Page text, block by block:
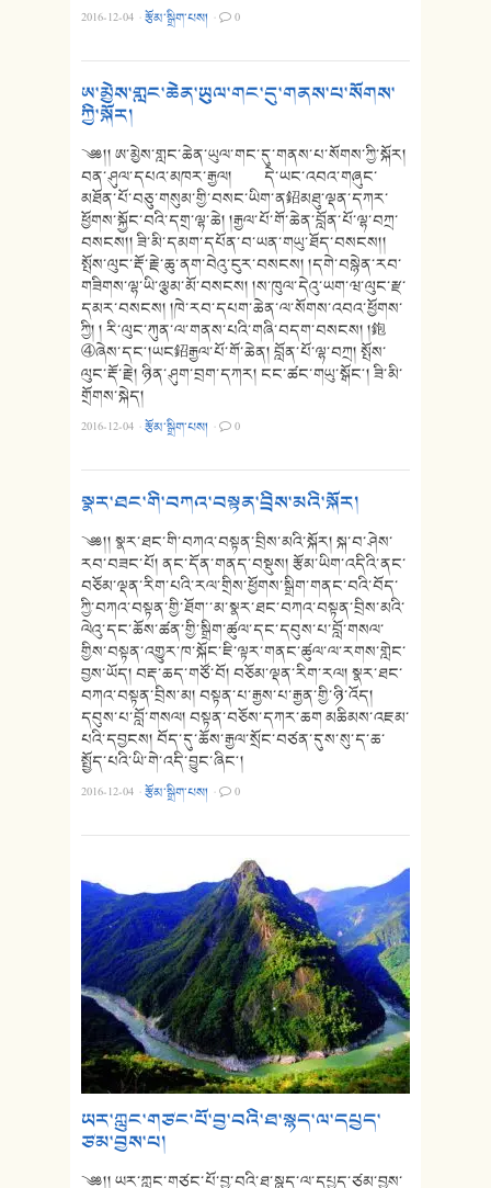
2016-12-04 ·རྩོམ་སྒྲིག་པས། · 0
ཨ་མྱེས་གླང་ཆེན་ཡུལ་གང་དུ་གནས་པ་སོགས་
ཀྱི་སྐོར།
༄༅།། ཨ་མྱེས་གླང་ཆེན་ཡུལ་གང་དུ་གནས་པ་སོགས་ཀྱི་སྐོར།
བན་ཤུལ་དཔའ་མཁར་རྒྱལ། དེ་ཡང་འབའ་གཞུང་
མཐོན་པོ་བཅུ་གསུམ་གྱི་བསང་ཡིག་ན鉊མཐུ་ལྡན་དཀར་
ཕྱོགས་སྐྱོང་བའི་དགྲ་ལྷ་ཆེ། །རྒྱལ་པོ་གོ་ཆེན་བློན་པོ་ལྷ་བཀྲ་
བསངས།། ཟི་མི་དམག་དཔོན་བ་ཡན་གཡུ་ཐོད་བསངས།།
སྤོས་ལུང་རྡོ་རྗེ་ཆུ་ནག་བེའུ་ངུར་བསངས། །དགེ་བསྙེན་རབ་
གཟིགས་ལྷ་ཡི་ལྕམ་མོ་བསངས། །ས་ཁུལ་དེའུ་ཡག་ཝ་ལུང་རྫ་
དམར་བསངས། །ཁེ་རབ་དཔག་ཆེན་ལ་སོགས་འབའ་ཕྱོགས་
ཀྱི། ། རི་ལུང་ཀུན་ལ་གནས་པའི་གཞི་བདག་བསངས། །鉋
④ཞེས་དང༌།ཡང鉊རྒྱལ་པོ་གོ་ཆེན། བློན་པོ་ལྷ་བཀྲ། སྤོས་
ལུང་རྡོ་རྗེ། ཉིན་ཤུག་བྲག་དཀར། ངང་ཚང་གཡུ་སྒོང༌། ཟི་མི་
གྲོགས་སྐེད།
2016-12-04 ·རྩོམ་སྒྲིག་པས། · 0
སྣར་ཐང་གི་བཀའ་བསྟན་བྲིས་མའི་སྐོར།
༄༅།། སྣར་ཐང་གི་བཀའ་བསྟན་བྲིས་མའི་སྐོར། སྐ་བ་ཤེས་
རབ་བཟང་པོ། ནང་དོན་གནད་བསྡུས། རྩོམ་ཡིག་འདིའི་ནང་
བཅོམ་ལྡན་རིག་པའི་རལ་གྲིས་ཕྱོགས་སྒྲིག་གནང་བའི་བོད་
ཀྱི་བཀའ་བསྟན་གྱི་ཐོག་་མ་སྣར་ཐང་བཀའ་བསྟན་བྲིས་མའི་
ལེའུ་དང་ཆོས་ཚན་གྱི་སྒྲིག་ཚུལ་དང་དབུས་པ་བློ་གསལ་
གྱིས་བསྟན་འགྱུར་ཁ་སྐོང་ཇི་ལྟར་གནང་ཚུལ་ལ་རགས་གླེང་
བྱས་ཡོད། བརྡ་ཆད་གཙོ་བོ། བཅོམ་ལྡན་རིག་རལ། སྣར་ཐང་
བཀའ་བསྟན་བྲིས་མ། བསྟན་པ་རྒྱས་པ་རྒྱན་གྱི་ཉི་འོད།
དབུས་པ་བློ་གསལ། བསྟན་བཅོས་དཀར་ཆག མཆིམས་འཇམ་
པའི་དབྱངས། བོད་དུ་ཆོས་རྒྱལ་སྲོང་བཙན་དུས་སུ་ད་ཆ་
སྤྱོད་པའི་ཡི་གེ་འདི་བྱུང་ཞིང༌།
2016-12-04 ·རྩོམ་སྒྲིག་པས། · 0
ཡར་ཀླུང་གཙང་པོ་བྱ་བའི་ཐ་སྙད་ལ་དཔྱད་
ཙམ་བྱས་པ།
༄༅།། ཡར་ཀླུང་གཙང་པོ་བྱ་བའི་ཐ་སྙད་ལ་དཔྱད་ཙམ་བྱས་